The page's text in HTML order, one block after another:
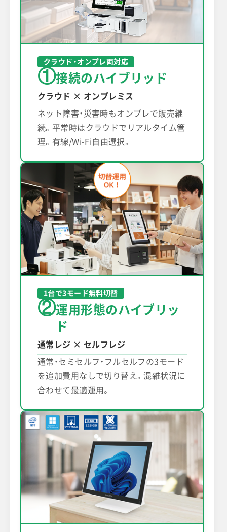
クラウド・オンプレ両対応
①接続のハイブリッド
クラウド × オンプレミス
ネット障害・災害時もオンプレで販売継
続。平常時はクラウドでリアルタイム管
理。有線/Wi-Fi自由選択。
1台で3モード無料切替
②運用形態のハイブリッ
ド
通常レジ × セルフレジ
通常・セミセルフ・フルセルフの3モード
を追加費用なしで切り替え。混雑状況に
合わせて最適運用。